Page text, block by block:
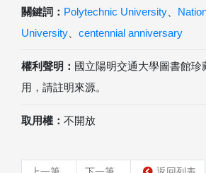
關鍵詞： Polytechnic University
University
centennial anniversary
權利聲明： 國立陽明交通大學圖書館珍
用，請註明來源。
取用權： 不開放